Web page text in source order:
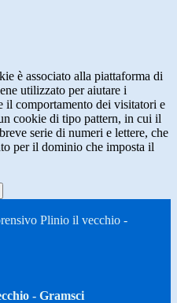
è associato alla piattaforma di
utilizzato per aiutare i
il comportamento dei visitatori e
cookie di tipo pattern, in cui il
serie di numeri e lettere, che
per il dominio che imposta il
Plinio il vecchio -
- Gramsci